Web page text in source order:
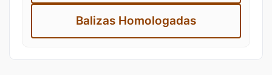
Balizas Homologadas